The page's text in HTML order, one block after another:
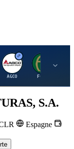
A
AGCO FCFS
S.A.
Espagne